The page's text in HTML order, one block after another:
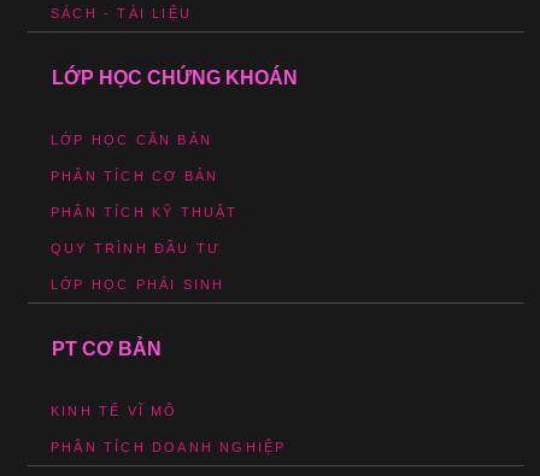
SÁCH - TÀI LIỆU
LỚP HỌC CHỨNG KHOÁN
LỚP HỌC CĂN BẢN
PHÂN TÍCH CƠ BẢN
PHÂN TÍCH KỸ THUẬT
QUY TRÌNH ĐẦU TƯ
LỚP HỌC PHÁI SINH
PT CƠ BẢN
KINH TẾ VĨ MÔ
PHÂN TÍCH DOANH NGHIỆP